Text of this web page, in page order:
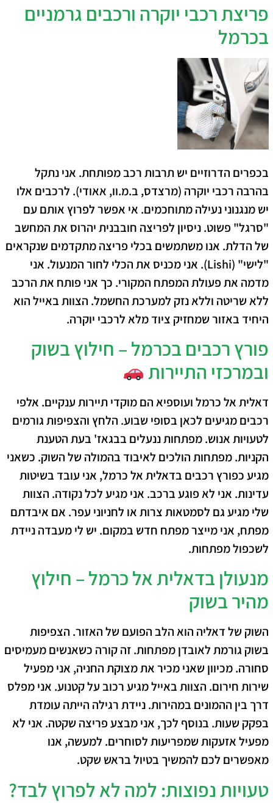
פריצת רכבי יוקרה ורכבים גרמניים
בכרמל
בכפרים הדרוזיים יש תרבות רכב מפותחת. אני נתקל
בהרבה רכבי יוקרה (מרצדס, ב.מ.וו, אאודי). לרכבים אלו
יש מנגנוני נעילה מתוחכמים. אי אפשר לפרוץ אותם עם
"סרגל" פשוט. ניסיון לפריצה חובבנית יהרוס את המחשב
של הדלת. אנו משתמשים בכלי פריצה מתקדמים שנקראים
"לישי" (Lishi). אני מכניס את הכלי לחור המנעול. אני
מדמה את פעולת המפתח המקורי. כך אני פותח את הרכב
ללא שריטה וללא נזק למערכת החשמל. הצוות באייל הוא
היחיד באזור שמחזיק ציוד מלא לרכבי יוקרה.
פורץ רכבים בכרמל – חילוץ בשוק
ובמרכזי התיירות
דאלית אל כרמל ועוספיא הם מוקדי תיירות ענקיים. אלפי
רכבים מגיעים לכאן בסופי שבוע. הלחץ והצפיפות גורמים
לטעויות אנוש. מפתחות ננעלים בבגאז' בעת הטענת
הקניות. מפתחות הולכים לאיבוד בהמולה של השוק. כשאני
מגיע כפורץ רכבים בדאלית אל כרמל, אני עובד בשיטות
עדינות. אני לא פוגע ברכב. אני מגיע לכל נקודה. הצוות
שלי מגיע גם לסמטאות צרות או לחניוני עפר. אם איבדתם
מפתח, אני מייצר מפתח חדש במקום. יש לי מעבדה ניידת
לשכפול מפתחות.
מנעולן בדאלית אל כרמל – חילוץ
מהיר בשוק
השוק של דאליה הוא הלב הפועם של האזור. הצפיפות
בשוק גורמת לאובדן מפתחות. זה קורה כשאנשים מעמיסים
סחורה.מכיוון שאני מכיר את מצוקת החניה, אני מפעיל
שירות חירום. הצוות באייל מגיע רכוב על קטנוע. אני מפלס
דרך בין ההמונים במהירות. ניידת רגילה הייתה עומדת
בפקק שעות. בנוסף לכך, אני מבצע פריצה שקטה. אני לא
מפעיל אזעקות שמפריעות לסוחרים. למעשה, אנו
מאפשרים לכם להמשיך בטיול בראש שקט.
טעויות נפוצות: למה לא לפרוץ לבד?